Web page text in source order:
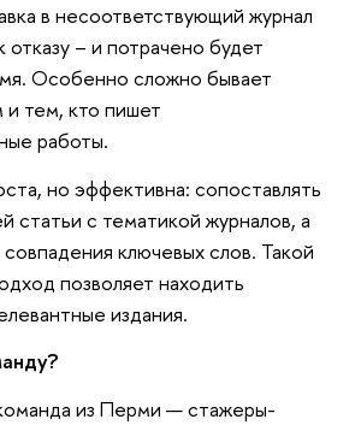
в несоответствующий журнал
– и потрачено будет
Особенно сложно бывает
тем, кто пишет
работы.
но эффективна: сопоставлять
статьи с тематикой журналов, а
ключевых слов. Такой
позволяет находить
издания.
из Перми — стажеры-